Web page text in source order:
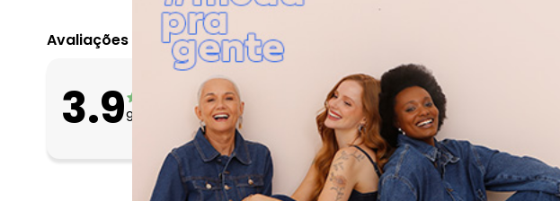
O preço apresentado abaixo é o menor oferecido em algum dia do mês, para o
agosto/2026
maio/2026
abril/2026
fevereiro/2026
Avaliações
3.99 avaliações
O que as clientes acharam da largura?
Apertado